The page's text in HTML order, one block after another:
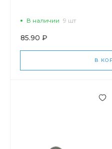
В наличии 9 шт
85.90 ₽
В